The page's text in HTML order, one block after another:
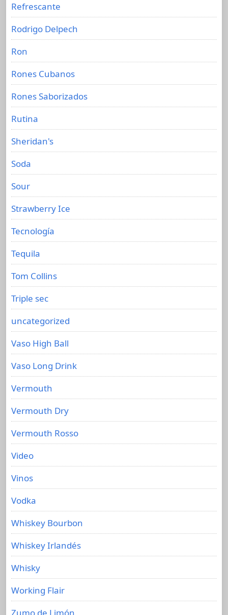
Refrescante
Rodrigo Delpech
Ron
Rones Cubanos
Rones Saborizados
Rutina
Sheridan's
Soda
Sour
Strawberry Ice
Tecnología
Tequila
Tom Collins
Triple sec
uncategorized
Vaso High Ball
Vaso Long Drink
Vermouth
Vermouth Dry
Vermouth Rosso
Video
Vinos
Vodka
Whiskey Bourbon
Whiskey Irlandés
Whisky
Working Flair